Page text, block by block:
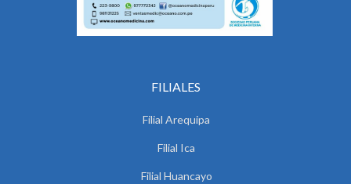
FILIALES
Filial Arequipa
Filial Ica
Filial Huancayo